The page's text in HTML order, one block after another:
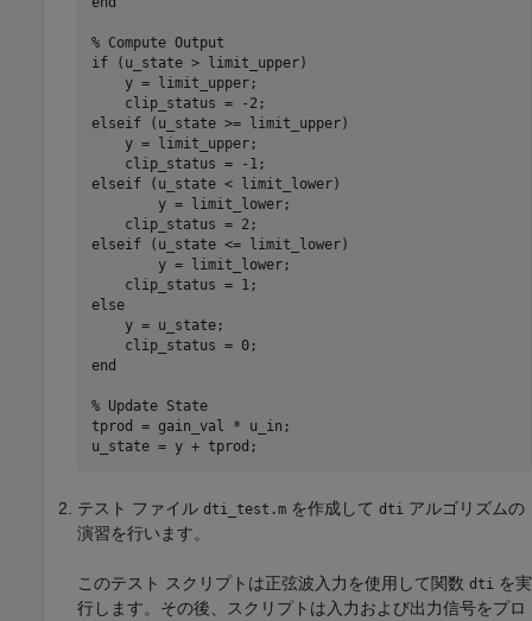
% Compute Output
if (u_state > limit_upper)
    y = limit_upper;
elseif (u_state >= limit_upper)
    y = limit_upper;
elseif (u_state < limit_lower)
elseif (u_state <= limit_lower)
else
    y = u_state;
end
% Update State
tprod = gain_val * u_in;
テスト ファイル dti_test.m を作成して dti アルゴリズムの
演習を行います。
このテスト スクリプトは正弦波入力を使用して関数 dti を実
行します。その後、スクリプトは入力および出力信号をプロ